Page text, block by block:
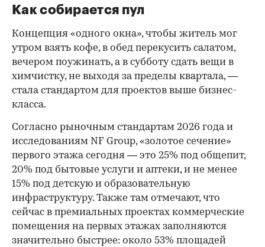
Как собирается пул
Концепция «одного окна», чтобы житель мог
утром взять кофе, в обед перекусить салатом,
вечером поужинать, а в субботу сдать вещи в
химчистку, не выходя за пределы квартала, —
стала стандартом для проектов выше бизнес-
класса.
Согласно рыночным стандартам 2026 года и
исследованиям NF Group, «золотое сечение»
первого этажа сегодня — это 25% под общепит,
20% под бытовые услуги и аптеки, и не менее
15% под детскую и образовательную
инфраструктуру. Также там отмечают, что
сейчас в премиальных проектах коммерческие
помещения на первых этажах заполняются
значительно быстрее: около 53% площадей